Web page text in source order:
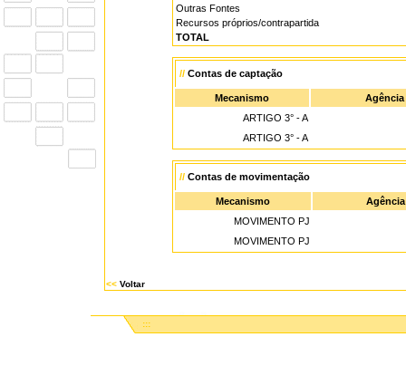
Outras Fontes
Recursos próprios/contrapartida
TOTAL
// Contas de captação
Mecanismo
Agência
ARTIGO 3° - A
ARTIGO 3° - A
// Contas de movimentação
Mecanismo
Agência
MOVIMENTO PJ
MOVIMENTO PJ
<< Voltar
:::